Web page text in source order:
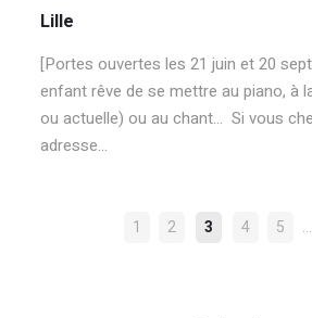
Lille
[Portes ouvertes les 21 juin et 20
enfant rêve de se mettre au piano, à
ou actuelle) ou au chant... Si vous
adresse...
NAVIGATION
1 2 3 4 5 …